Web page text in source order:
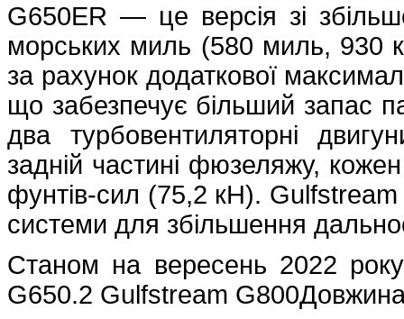
G650ER — це версія зі
морських миль (580 миль, 930
за рахунок додаткової
що забезпечує більший запас
два турбовентиляторні
задній частині фюзеляжу,
фунтів-сил (75,2 кН).
системи для збільшення
Станом на вересень 2022
G650.2 Gulfstream